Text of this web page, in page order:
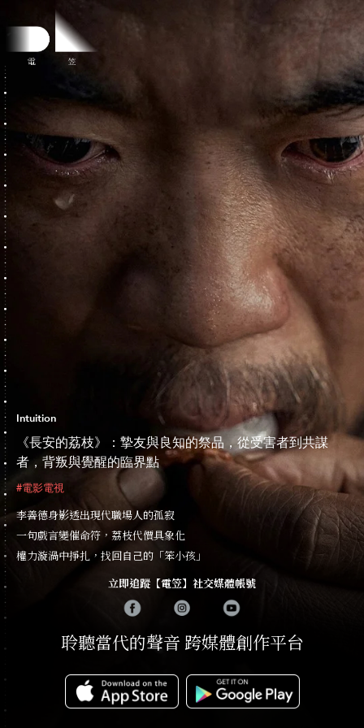
Intuition
《長安的荔枝》：摯友與良知的祭品，從受害者到共謀
者，背叛與覺醒的臨界點
#電影電視
李善德身影透出現代職場人的孤寂
一句戲言變催命符，荔枝代價具象化
權力漩渦中掙扎，找回自己的「笨小孩」
立即追蹤【電笠】社交媒體帳號
聆聽當代的聲音 跨媒體創作平台